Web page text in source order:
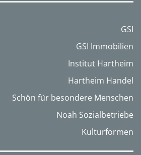
GSI
GSI Immobilien
Institut Hartheim
Hartheim Handel
Schön für besondere Menschen
Noah Sozialbetriebe
Kulturformen